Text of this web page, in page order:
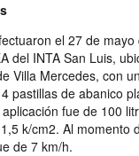
el 27 de
del INTA San Luis,
Villa Mercedes, con
pastillas de abanico
fue de 100
k/cm2. Al momento
de 7 km/h.